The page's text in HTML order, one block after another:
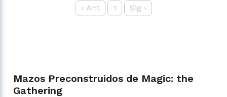
‹ Ant 1 Sig ›
Mazos Preconstruidos de Magic: the
Gathering